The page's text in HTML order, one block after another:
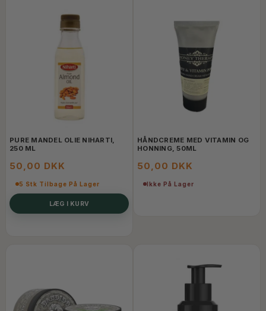
PURE MANDEL OLIE NIHARTI,
250 ML
50,00 DKK
5 Stk Tilbage På Lager
LÆG I KURV
HÅNDCREME MED VITAMIN OG
HONNING, 50ML
50,00 DKK
Ikke På Lager